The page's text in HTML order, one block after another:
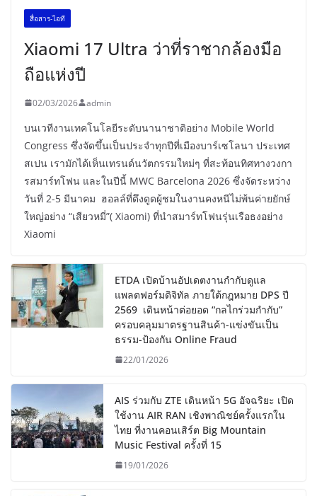
สื่อสาร-ไอที
Xiaomi 17 Ultra ว่าที่ราชากล้องมือ
ถือแห่งปี
02/03/2026 admin
บนเวทีงานเทคโนโลยีระดับนานาชาติอย่าง Mobile World
Congress ซึ่งจัดขึ้นเป็นประจำทุกปีที่เมืองบาร์เซโลนา ประเทศ
สเปน เรามักได้เห็นเทรนด์นวัตกรรมใหม่ๆ ที่สะท้อนทิศทางวงกา
รสมาร์ทโฟน และในปีนี้ MWC Barcelona 2026 ซึ่งจัดระหว่าง
วันที่ 2-5 มีนาคม ฮอลล์ที่ดึงดูดผู้ชมในงานคงหนีไม่พ้นค่ายยักษ์
ใหญ่อย่าง “เสียวหมี่”( Xiaomi) ที่นำสมาร์ทโฟนรุ่นเรือธงอย่าง
Xiaomi
ETDA เปิดบ้านอัปเดตงานกำกับดูแล
แพลตฟอร์มดิจิทัล ภายใต้กฎหมาย DPS ปี
2569 เดินหน้าต่อยอด “กลไกร่วมกำกับ”
ครอบคลุมมาตรฐานสินค้า-แข่งขันเป็น
ธรรม-ป้องกัน Online Fraud
22/01/2026
AIS ร่วมกับ ZTE เดินหน้า 5G อัจฉริยะ เปิด
ใช้งาน AIR RAN เชิงพาณิชย์ครั้งแรกใน
ไทย ที่งานคอนเสิร์ต Big Mountain
Music Festival ครั้งที่ 15
19/01/2026